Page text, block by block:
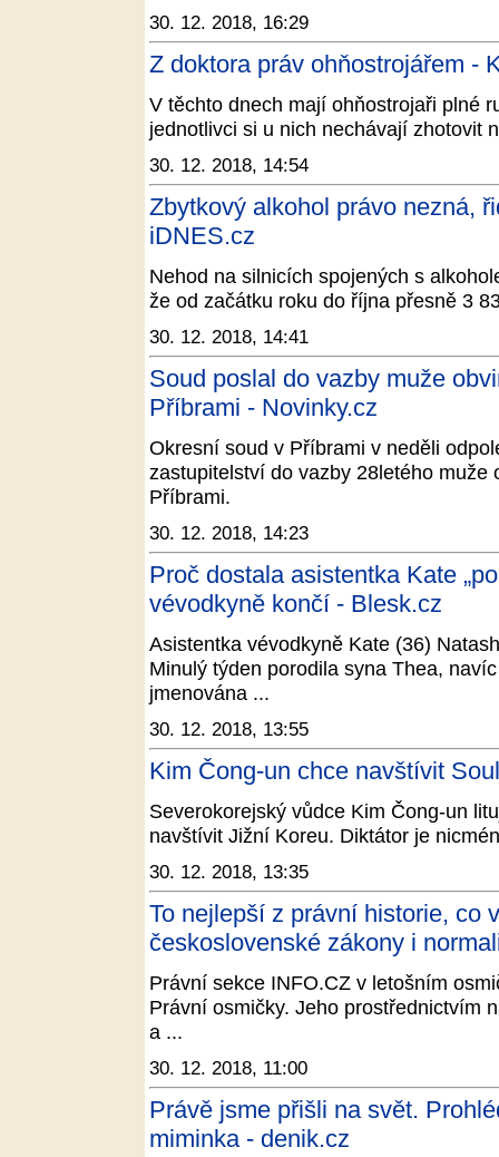
30. 12. 2018, 16:29
Z doktora práv ohňostrojářem -
V těchto dnech mají ohňostrojaři plné
jednotlivci si u nich nechávají zhotovit
30. 12. 2018, 14:54
Zbytkový alkohol právo nezná,
iDNES.cz
Nehod na silnicích spojených s
že od začátku roku do října přesně 3
30. 12. 2018, 14:41
Soud poslal do vazby muže
Příbrami - Novinky.cz
Okresní soud v Příbrami v neděli
zastupitelství do vazby 28letého muže
Příbrami.
30. 12. 2018, 14:23
Proč dostala asistentka Kate
vévodkyně končí - Blesk.cz
Asistentka vévodkyně Kate (36)
Minulý týden porodila syna Thea,
jmenována ...
30. 12. 2018, 13:55
Kim Čong-un chce navštívit
Severokorejský vůdce Kim Čong-un
navštívit Jižní Koreu. Diktátor je
30. 12. 2018, 13:35
To nejlepší z právní historie, co
československé zákony i
Právní sekce INFO.CZ v letošním
Právní osmičky. Jeho prostřednictvím
a ...
30. 12. 2018, 11:00
Právě jsme přišli na svět.
miminka - denik.cz